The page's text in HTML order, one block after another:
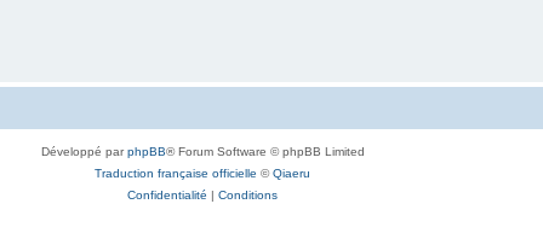
Développé parphpBB® Forum Software © phpBB Limited
Traduction française officielle ©Qiaeru
Confidentialité | Conditions